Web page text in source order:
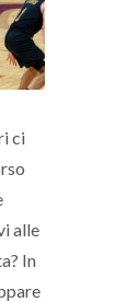
ci
alle
In